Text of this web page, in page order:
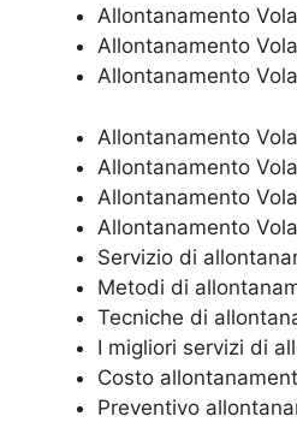
Allontanamento
Allontanamento
Allontanamento
Allontanamento
Allontanamento
Allontanamento
Allontanamento
Servizio di
Metodi di
Tecniche di
I migliori servizi di
Costo
Preventivo